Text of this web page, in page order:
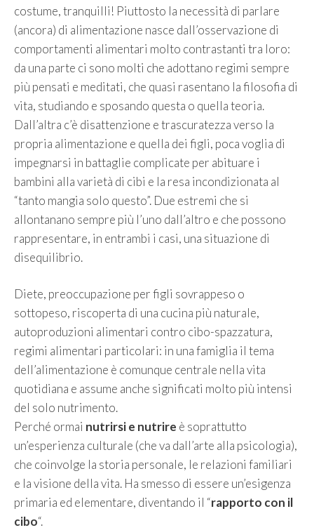
costume, tranquilli! Piuttosto la necessità di parlare
(ancora) di alimentazione nasce dall’osservazione di
comportamenti alimentari molto contrastanti tra loro:
da una parte ci sono molti che adottano regimi sempre
più pensati e meditati, che quasi rasentano la filosofia di
vita, studiando e sposando questa o quella teoria.
Dall’altra c’è disattenzione e trascuratezza verso la
propria alimentazione e quella dei figli, poca voglia di
impegnarsi in battaglie complicate per abituare i
bambini alla varietà di cibi e la resa incondizionata al
“tanto mangia solo questo”. Due estremi che si
allontanano sempre più l’uno dall’altro e che possono
rappresentare, in entrambi i casi, una situazione di
disequilibrio.
Diete, preoccupazione per figli sovrappeso o
sottopeso, riscoperta di una cucina più naturale,
autoproduzioni alimentari contro cibo-spazzatura,
regimi alimentari particolari: in una famiglia il tema
dell’alimentazione è comunque centrale nella vita
quotidiana e assume anche significati molto più intensi
del solo nutrimento.
Perché ormai nutrirsi e nutrire è soprattutto
un’esperienza culturale (che va dall’arte alla psicologia),
che coinvolge la storia personale, le relazioni familiari
e la visione della vita. Ha smesso di essere un’esigenza
primaria ed elementare, diventando il “rapporto con il
cibo“.